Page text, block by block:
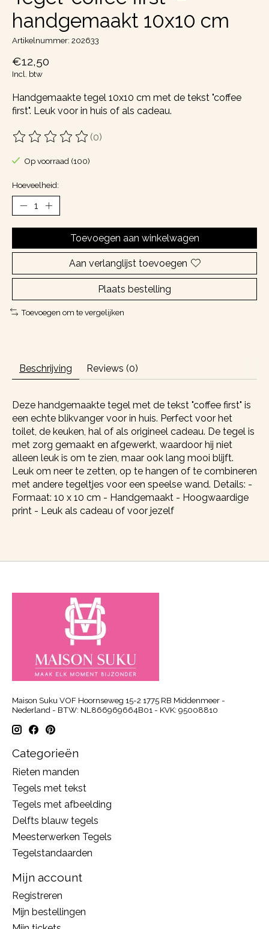
handgemaakt 10x10 cm
Artikelnummer: 202633
€12,50
Incl. btw
Handgemaakte tegel 10x10 cm met de tekst "coffee
first". Leuk voor in huis of als cadeau.
De beoordeling van dit product is
(0)
Op voorraad (100)
Hoeveelheid:
Toevoegen aan winkelwagen
Aan verlanglijst toevoegen
Plaats bestelling
Toevoegen om te vergelijken
Beschrijving Reviews (0)
Deze handgemaakte tegel met de tekst "coffee first" is
een echte blikvanger voor in huis. Perfect voor het
toilet, de keuken, hal of als origineel cadeau. De tegel is
met zorg gemaakt en afgewerkt, waardoor hij niet
alleen leuk is om te zien, maar ook lang mooi blijft.
Leuk om neer te zetten, op te hangen of te combineren
met andere tegeltjes voor een speelse wand. Details: -
Formaat: 10 x 10 cm - Handgemaakt - Hoogwaardige
print - Leuk als cadeau of voor jezelf
Maison Suku VOF Hoornseweg 15-2 1775 RB Middenmeer -
Nederland - BTW: NL866969664B01 - KVK: 95008810
Categorieën
Rieten manden
Tegels met tekst
Tegels met afbeelding
Delfts blauw tegels
Meesterwerken Tegels
Tegelstandaarden
Mijn account
Registreren
Mijn bestellingen